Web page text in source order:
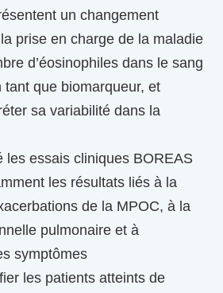
un changement
prise en charge de la maladie
d’éosinophiles dans le sang
tant que biomarqueur, et
sa variabilité dans la
les essais cliniques BOREAS
les résultats liés à la
de la MPOC, à la
pulmonaire et à
symptômes
les patients atteints de